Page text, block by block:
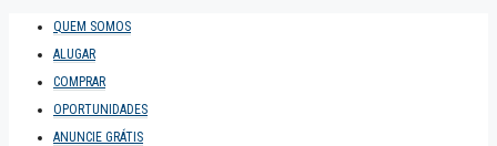
QUEM SOMOS
ALUGAR
COMPRAR
OPORTUNIDADES
ANUNCIE GRÁTIS